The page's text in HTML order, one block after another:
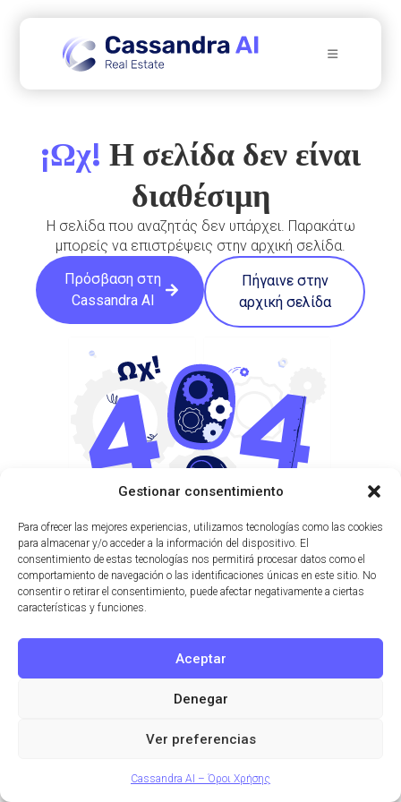
Gestionar consentimiento
Para ofrecer las mejores experiencias, utilizamos tecnologías como las cookies
para almacenar y/o acceder a la información del dispositivo. El
consentimiento de estas tecnologías nos permitirá procesar datos como el
comportamiento de navegación o las identificaciones únicas en este sitio. No
consentir o retirar el consentimiento, puede afectar negativamente a ciertas
características y funciones.
Aceptar
Denegar
Ver preferencias
Cassandra AI – Όροι Χρήσης
¡Ωχ! Η σελίδα δεν είναι
διαθέσιμη
Η σελίδα που αναζητάς δεν υπάρχει. Παρακάτω
μπορείς να επιστρέψεις στην αρχική σελίδα.
Πρόσβαση στη
Cassandra AI
Πήγαινε στην
αρχική σελίδα